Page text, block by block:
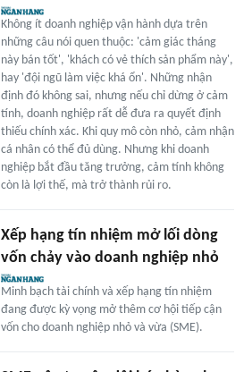
Không ít doanh nghiệp vận hành dựa trên
những câu nói quen thuộc: 'cảm giác tháng
này bán tốt', 'khách có vẻ thích sản phẩm này',
hay 'đội ngũ làm việc khá ổn'. Những nhận
định đó không sai, nhưng nếu chỉ dừng ở cảm
tính, doanh nghiệp rất dễ đưa ra quyết định
thiếu chính xác. Khi quy mô còn nhỏ, cảm nhận
cá nhân có thể đủ dùng. Nhưng khi doanh
nghiệp bắt đầu tăng trưởng, cảm tính không
còn là lợi thế, mà trở thành rủi ro.
Xếp hạng tín nhiệm mở lối dòng
vốn chảy vào doanh nghiệp nhỏ
Minh bạch tài chính và xếp hạng tín nhiệm
đang được kỳ vọng mở thêm cơ hội tiếp cận
vốn cho doanh nghiệp nhỏ và vừa (SME).